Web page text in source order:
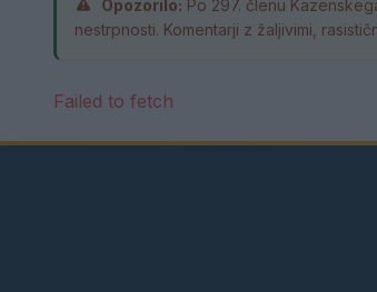
Opozorilo: Po 297. členu
nestrpnosti. Komentarji z žaljivimi,
Failed to fetch